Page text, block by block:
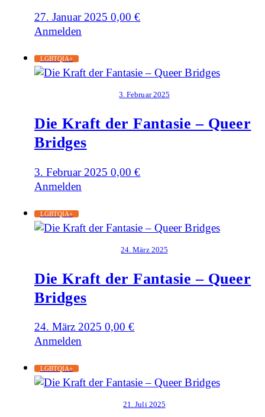
27. Januar 2025 0,00€
Anmelden
LGBTQIA+
3. Februar 2025
Die Kraft der Fantasie – Queer
Bridges
3. Februar 2025 0,00€
Anmelden
LGBTQIA+
24. März 2025
Die Kraft der Fantasie – Queer
Bridges
24. März 2025 0,00€
Anmelden
LGBTQIA+
21. Juli 2025